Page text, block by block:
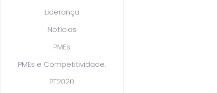
Liderança
Notícias
PMEs
PMEs e Competitividade.
PT2020